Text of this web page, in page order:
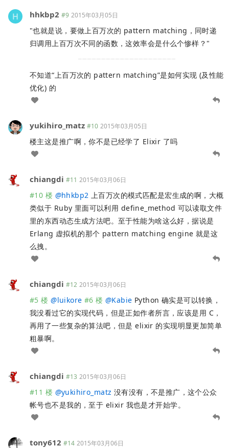
hhkbp2 #9 2015年03月05日
"也就是说，要做上百万次的 pattern matching，同时递
归调用上百万次不同的函数，这效率会是什么个惨样？"
不知道“上百万次的 pattern matching”是如何实现 (及性能
优化) 的
yukihiro_matz #10 2015年03月05日
楼主这是推广啊，你不是已经学了 Elixir 了吗
chiangdi #11 2015年03月06日
#10 楼 @hhkbp2 上百万次的模式匹配是宏生成的啊，大概
类似于 Ruby 里面可以利用 define_method 可以读取文件
里的东西动态生成方法吧。至于性能为啥这么好，据说是
Erlang 虚拟机的那个 pattern matching engine 就是这
么拽。
chiangdi #12 2015年03月06日
#5 楼 @luikore #6 楼 @Kabie Python 确实是可以转换，
我没看过它的实现代码，但是正如作者所言，应该是用 C，
再用了一些复杂的算法吧，但是 elixir 的实现明显更加简单
粗暴啊。
chiangdi #13 2015年03月06日
#11 楼 @yukihiro_matz 没有没有，不是推广，这个公众
帐号也不是我的，至于 elixir 我也是才开始学。
tony612 #14 2015年03月06日